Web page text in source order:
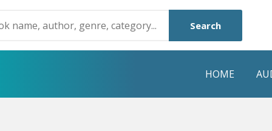
Search
HOME